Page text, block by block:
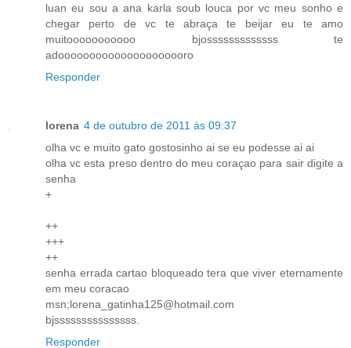
luan eu sou a ana karla soub louca por vc meu sonho e
chegar perto de vc te abraça te beijar eu te amo
muitooooooooooo bjosssssssssssss te
adooooooooooooooooooooro
Responder
lorena 4 de outubro de 2011 às 09:37
olha vc e muito gato gostosinho ai se eu podesse ai ai
olha vc esta preso dentro do meu coraçao para sair digite a
senha
+
++
+++
++
senha errada cartao bloqueado tera que viver eternamente
em meu coracao
msn;lorena_gatinha125@hotmail.com
bjsssssssssssssss.
Responder